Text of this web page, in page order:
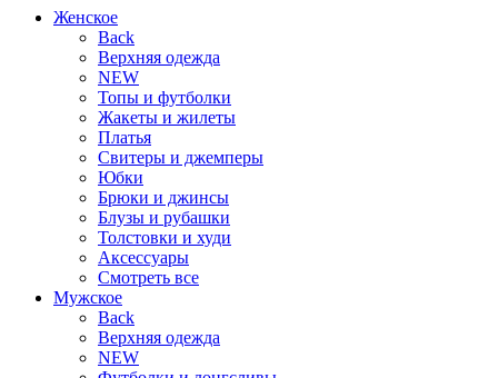
Женское
Back
Верхняя одежда
NEW
Топы и футболки
Жакеты и жилеты
Платья
Свитеры и джемперы
Юбки
Брюки и джинсы
Блузы и рубашки
Толстовки и худи
Аксессуары
Смотреть все
Мужское
Back
Верхняя одежда
NEW